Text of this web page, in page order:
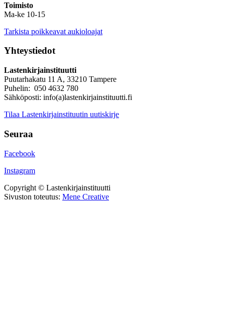
Toimisto
Ma-ke 10-15
Tarkista poikkeavat aukioloajat
Yhteystiedot
Lastenkirjainstituutti
Puutarhakatu 11 A, 33210 Tampere
Puhelin: 050 4632 780
Sähköposti: info(a)lastenkirjainstituutti.fi
Tilaa Lastenkirjainstituutin uutiskirje
Seuraa
Facebook
Instagram
Copyright © Lastenkirjainstituutti
Sivuston toteutus: Mene Creative